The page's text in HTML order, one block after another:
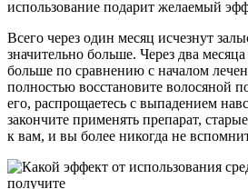
использование подарит желаемый
Всего через один месяц исчезнут
значительно больше. Через два месяца
больше по сравнению с началом
полностью восстановите волосяной
его, распрощаетесь с выпадением
закончите применять препарат,
к вам, и вы более никогда не